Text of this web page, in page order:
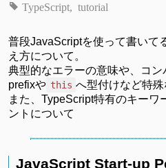
TypeScript tutorial
普段JavaScriptを使って書いて
え方について。
典型的なエラーの意味や、コン
prefixや this へ型付けなど特殊
また、TypeScript特有のキーワ
ントについて
JavaScript Start-up